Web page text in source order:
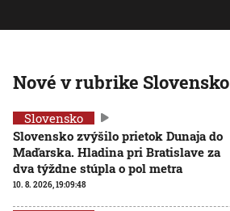
Nové v rubrike Slovensko
Slovensko
Slovensko zvýšilo prietok Dunaja do
Maďarska. Hladina pri Bratislave za
dva týždne stúpla o pol metra
10. 8. 2026, 19:09:48